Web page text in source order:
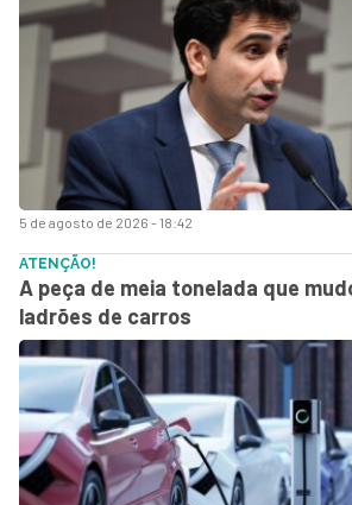
5 de agosto de 2026 - 18:42
ATENÇÃO!
A peça de meia tonelada que
ladrões de carros